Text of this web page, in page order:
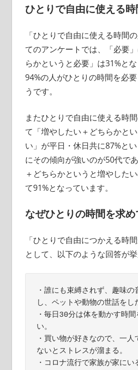
ひとりで自由に使える
「ひとりで自由に使える時間
てのアンケートでは、「必要
らかというと必要」は31%と
94%の人がひとりの時間を必
うです。
またひとりで自由に使える時
て「増やしたい＋どちらかと
い」が平日・休日共に87%と
にその傾向が強いのが50代で
＋どちらかというと増やした
て91%となっています。
なぜひとりの時間を求
「ひとりで自由につかえる時
として、以下のような回答が挙
・誰にも束縛されず、趣味の
し、ペットや動物の世話をし
・毎日30分は体を動かす時
い。
・買い物が好きなので、一人
ないとストレスが溜まる。
・コロナ流行で家族が家にい